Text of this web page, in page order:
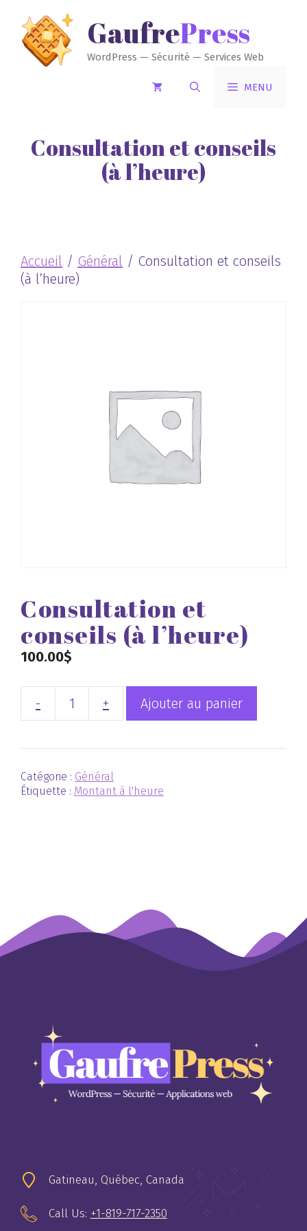
contenu
GaufrePress
WordPress — Sécurité — Services Web
MENU
Consultation et conseils
(à l’heure)
Accueil / Général / Consultation et conseils
(à l’heure)
Consultation et
conseils (à l’heure)
100.00$
-
quantité
Consultation
conseils
(à
+ Ajouter au panier
Catégorie : Général
Étiquette : Montant à l'heure
Gatineau, Québec, Canada
Call Us: +1-819-717-2350